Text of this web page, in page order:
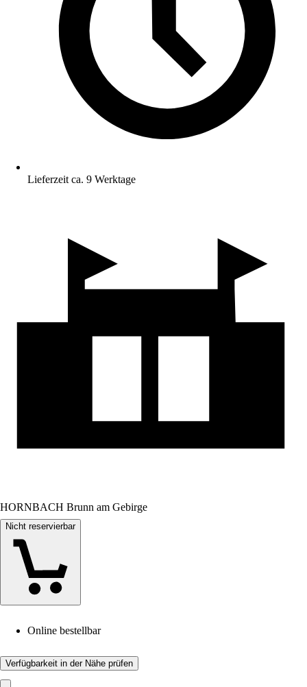
Lieferzeit ca. 9 Werktage
HORNBACH Brunn am Gebirge
Nicht reservierbar
Online bestellbar
Verfügbarkeit in der Nähe prüfen